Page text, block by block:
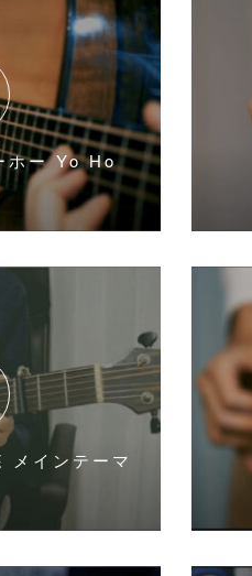
ホー Yo Ho
メインテーマ